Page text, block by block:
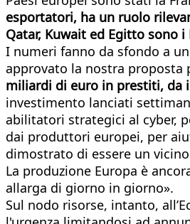
esportatori, ha un ruolo
Qatar, Kuwait ed Egitto sono
I numeri fanno da sfondo a
approvato la nostra proposta
miliardi di euro in prestiti, da
investimento lanciati
abilitatori strategici al cyber,
dai produttori europei, per
dimostrato di essere un
La produzione Europa è
allarga di giorno in giorno».
Sul nodo risorse, intanto,